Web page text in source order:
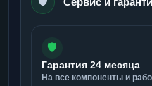
🛡️
Гарантия 24 месяца
На все компоненты и